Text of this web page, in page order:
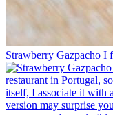
Strawberry Gazpacho⁠ I